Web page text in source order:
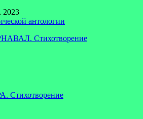
2023
антологии
Стихотворение
Стихотворение